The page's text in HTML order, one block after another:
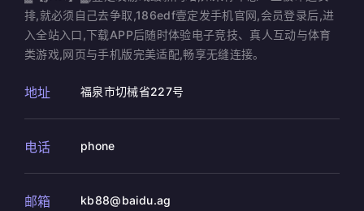
排,就必须自己去争取,186edf壹定发手机官网,会员登录后,进
入全站入口,下载APP后随时体验电子竞技、真人互动与体育
类游戏,网页与手机版完美适配,畅享无缝连接。
地址 福泉市切械省227号
电话 phone
邮箱 kb88@baidu.ag